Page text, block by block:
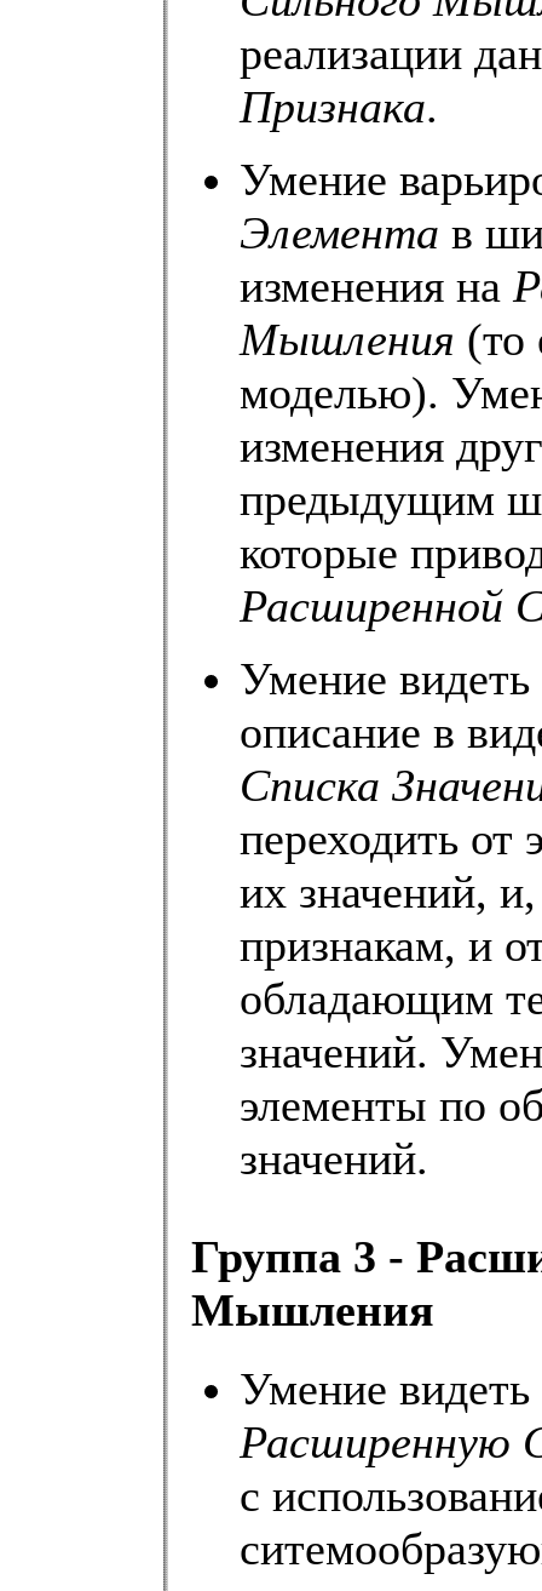
реализации
Признака.
Умение
Элемента в
изменения на
Мышления (то
моделью).
изменения
предыдущим
которые
Расширенной
Умение видеть
описание в
Списка
переходить от
их значений,
признакам, и
обладающим
значений.
элементы по
значений.
Группа 3 -
Мышления
Умение видеть
Расширенную
с